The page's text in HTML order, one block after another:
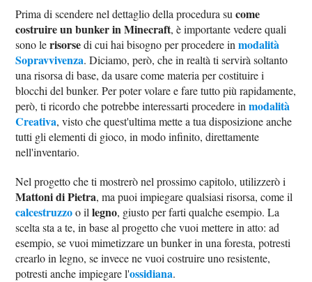
Prima di scendere nel dettaglio della procedura sucome
costruire un bunker in Minecraft, è importante vedere quali
sono lerisorsedi cui hai bisogno per procedere inmodalità
Sopravvivenza. Diciamo, però, che in realtà ti servirà soltanto
una risorsa di base, da usare come materia per costituire i
blocchi del bunker. Per poter volare e fare tutto più rapidamente,
però, ti ricordo che potrebbe interessarti procedere inmodalità
Creativa, visto che quest'ultima mette a tua disposizione anche
tutti gli elementi di gioco, in modo infinito, direttamente
nell'inventario.
Nel progetto che ti mostrerò nel prossimo capitolo, utilizzerò i
Mattoni di Pietra, ma puoi impiegare qualsiasi risorsa, come il
calcestruzzoo illegno, giusto per farti qualche esempio. La
scelta sta a te, in base al progetto che vuoi mettere in atto: ad
esempio, se vuoi mimetizzare un bunker in una foresta, potresti
crearlo in legno, se invece ne vuoi costruire uno resistente,
potresti anche impiegare l'ossidiana.